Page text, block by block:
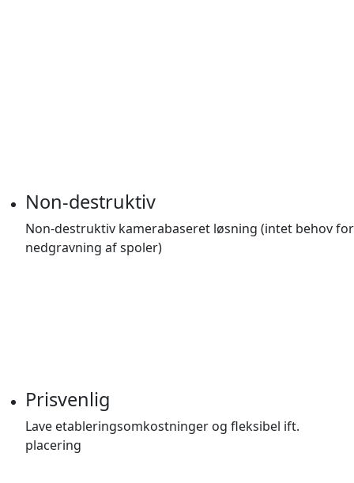
Non-destruktiv
Non-destruktiv kamerabaseret løsning (intet behov for
nedgravning af spoler)
Prisvenlig
Lave etableringsomkostninger og fleksibel ift.
placering